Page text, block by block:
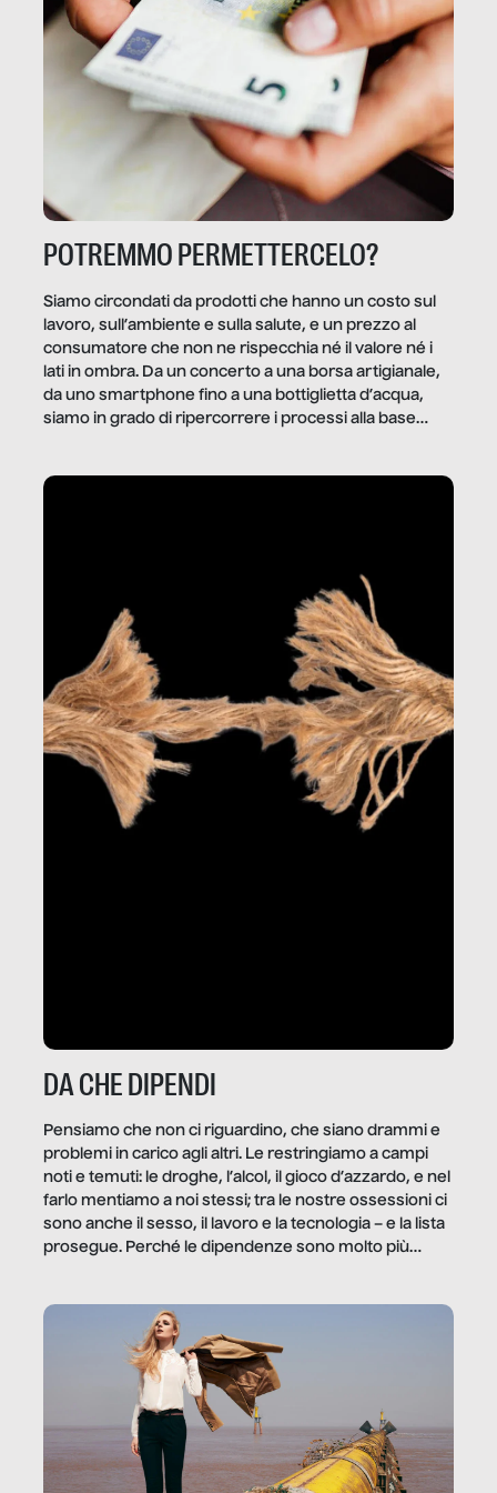
POTREMMO PERMETTERCELO?
Siamo circondati da prodotti che hanno un costo sul
lavoro, sull’ambiente e sulla salute, e un prezzo al
consumatore che non ne rispecchia né il valore né i
lati in ombra. Da un concerto a una borsa artigianale,
da uno smartphone fino a una bottiglietta d’acqua,
siamo in grado di ripercorrere i processi alla base
dietro gli oggetti e i servizi che fanno la nostra vita
DA CHE DIPENDI
Pensiamo che non ci riguardino, che siano drammi e
problemi in carico agli altri. Le restringiamo a campi
noti e temuti: le droghe, l’alcol, il gioco d’azzardo, e nel
farlo mentiamo a noi stessi; tra le nostre ossessioni ci
sono anche il sesso, il lavoro e la tecnologia – e la lista
prosegue. Perché le dipendenze sono molto più
trae un guadagno. In questo reportage vediamo
quale e come.